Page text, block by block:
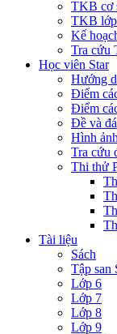
TKB cơ
TKB
Kế
Tra cứu
Học viên Star
Hướng
Điểm
Điểm
Đề và
Hình
Tra cứu
Thi thử
Tài liệu
Sách
Tập san
Lớp 6
Lớp 7
Lớp 8
Lớp 9